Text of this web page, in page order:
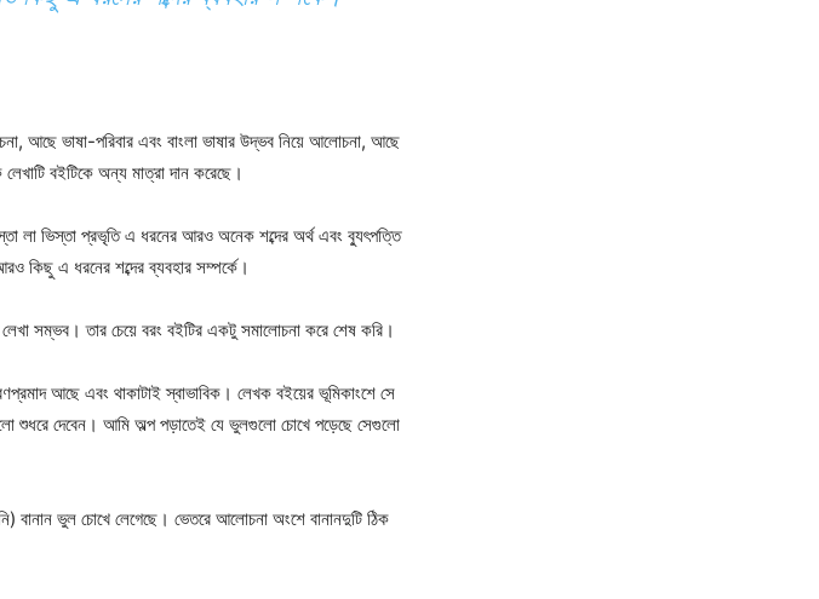
আছে ভাষা-পরিবার এবং বাংলা ভাষার উদ্ভব নিয়ে আলোচনা, আছে
বইটিকে অন্য মাত্রা দান করেছে।
লা ভিস্তা প্রভৃতি এ ধরনের আরও অনেক শব্দের অর্থ এবং ব্যুৎপত্তি
কিছু এ ধরনের শব্দের ব্যবহার সম্পর্কে।
সম্ভব। তার চেয়ে বরং বইটির একটু সমালোচনা করে শেষ করি।
আছে এবং থাকাটাই স্বাভাবিক। লেখক বইয়ের ভূমিকাংশে সে
শুধরে দেবেন। আমি অল্প পড়াতেই যে ভুলগুলো চোখে পড়েছে সেগুলো
বানান ভুল চোখে লেগেছে। ভেতরে আলোচনা অংশে বানানদুটি ঠিক